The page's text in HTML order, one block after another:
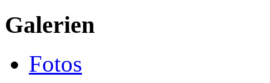
Galerien
Fotos